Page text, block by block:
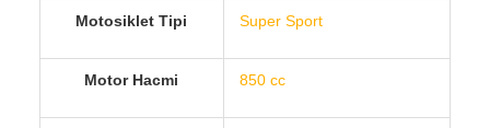
Motosiklet Tipi Super Sport
Motor Hacmi 850 cc